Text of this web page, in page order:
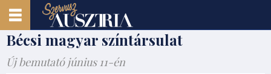
Bécsi magyar színtársulat
Új bemutató június 11-én